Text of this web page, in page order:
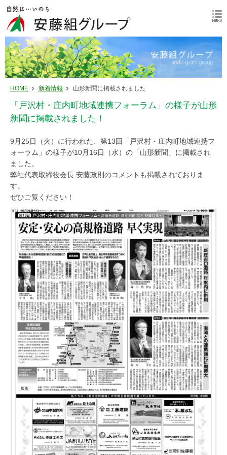
HOME 新着情報 山形新聞に掲載されました
「戸沢村・庄内町地域連携フォーラム」の様子が山形
新聞に掲載されました！
9月25日（火）に行われた、第13回「戸沢村・庄内町地域連携フ
ォーラム」の様子が10月16日（水）の「山形新聞」に掲載され
ました。
弊社代表取締役会長 安藤政則のコメントも掲載されておりま
す。
ぜひご覧ください！